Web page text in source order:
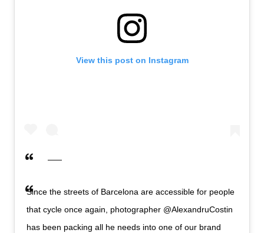
View this post on Instagram
Since the streets of Barcelona are accessible for people
that cycle once again, photographer @AlexandruCostin
has been packing all he needs into one of our brand